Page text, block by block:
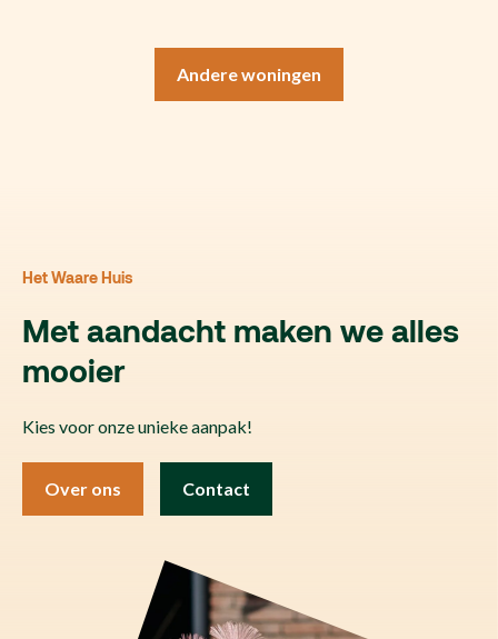
Andere woningen
Het Waare Huis
Met aandacht maken we alles
mooier
Kies voor onze unieke aanpak!
Over ons Contact